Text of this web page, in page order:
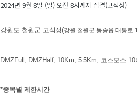
2024년 9월 8일 (일) 오전 8시까지 집결(고석정)
강원도 철원군 고석정(강원 철원군 동송읍 태봉로
DMZFull, DMZHalf, 10Km, 5.5Km, 코스모스
*종목별 제한시간